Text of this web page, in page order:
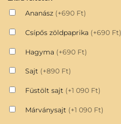
Ananász (+690 Ft)
Csípős zöldpaprika (+690 Ft)
Hagyma (+690 Ft)
Sajt (+890 Ft)
Füstölt sajt (+1 090 Ft)
Márványsajt (+1 090 Ft)